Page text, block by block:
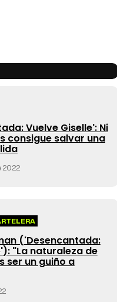
Vuelve Giselle': Ni
consigue salvar una
2022
('Desencantada:
): "La naturaleza de
ser un guiño a